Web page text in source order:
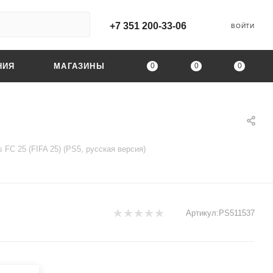
+7 351 200-33-06 ВОЙТИ
0 0 0
МАГАЗИНЫ
FC 25 (FIFA 25) (PS5, русская версия)
Артикул: PS511537